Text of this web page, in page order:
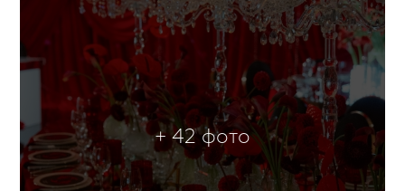
+ 42 фото